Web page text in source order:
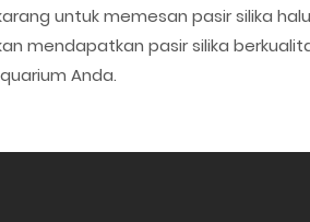
untuk memesan pasir silika
mendapatkan pasir silika
Anda.